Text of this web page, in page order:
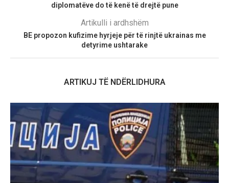
diplomatëve do të kenë të drejtë pune
Artikulli i ardhshëm
BE propozon kufizime hyrjeje për të rinjtë ukrainas me
detyrime ushtarake
ARTIKUJ TË NDËRLIDHURA